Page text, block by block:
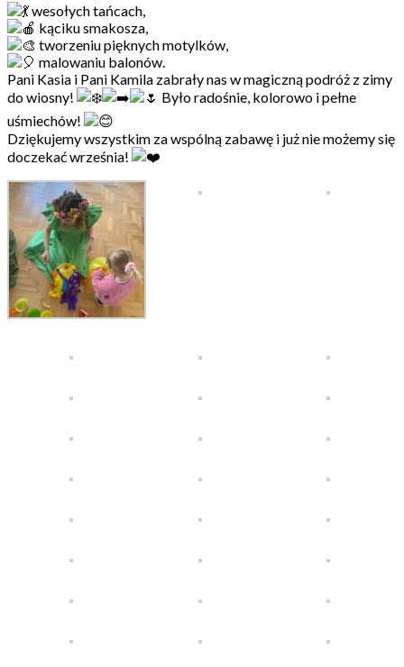
wesołych tańcach,
kąciku smakosza,
tworzeniu pięknych motylków,
malowaniu balonów.
Pani Kasia i Pani Kamila zabrały nas w magiczną podróż z zimy
do wiosny!
Było radośnie, kolorowo i pełne
uśmiechów!
Dziękujemy wszystkim za wspólną zabawę i już nie możemy się
doczekać września!